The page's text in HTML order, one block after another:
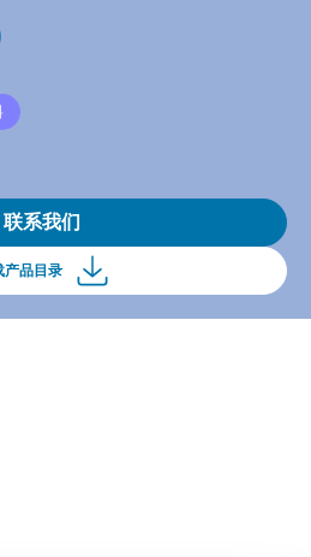
联系我们
产品目录